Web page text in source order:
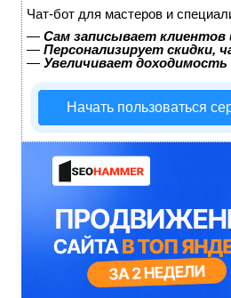
Чат-бот для мастеров и
— Сам записывает
— Персонализирует скидки,
— Увеличивает
Начать пользоваться